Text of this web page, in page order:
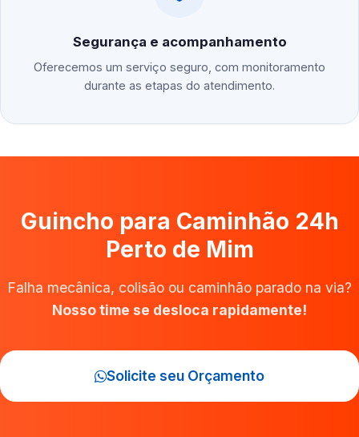
Segurança e acompanhamento
Oferecemos um serviço seguro, com monitoramento
durante as etapas do atendimento.
Guincho para Caminhão 24h
Perto de Mim
Falha mecânica, colisão ou caminhão parado na via?
Nosso time se desloca rapidamente!
Solicite seu Orçamento